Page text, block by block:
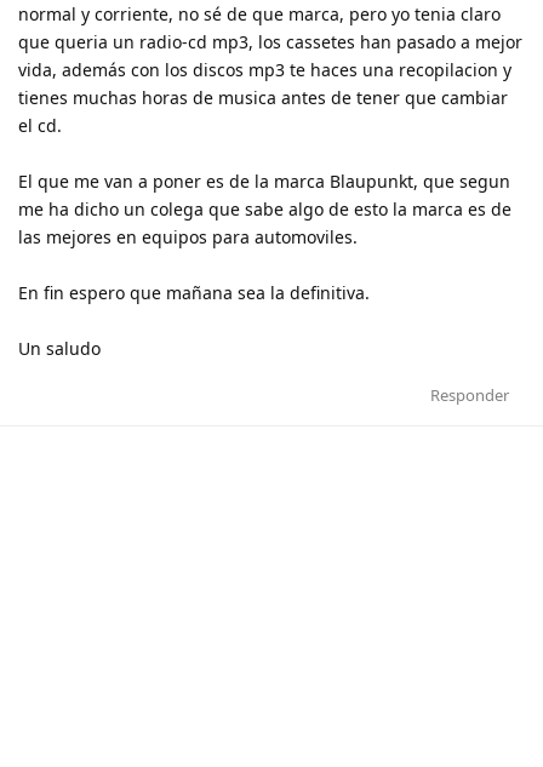
normal y corriente, no sé de que marca, pero yo tenia claro
que queria un radio-cd mp3, los cassetes han pasado a mejor
vida, además con los discos mp3 te haces una recopilacion y
tienes muchas horas de musica antes de tener que cambiar
el cd.
El que me van a poner es de la marca Blaupunkt, que segun
me ha dicho un colega que sabe algo de esto la marca es de
las mejores en equipos para automoviles.
En fin espero que mañana sea la definitiva.
Un saludo
Responder